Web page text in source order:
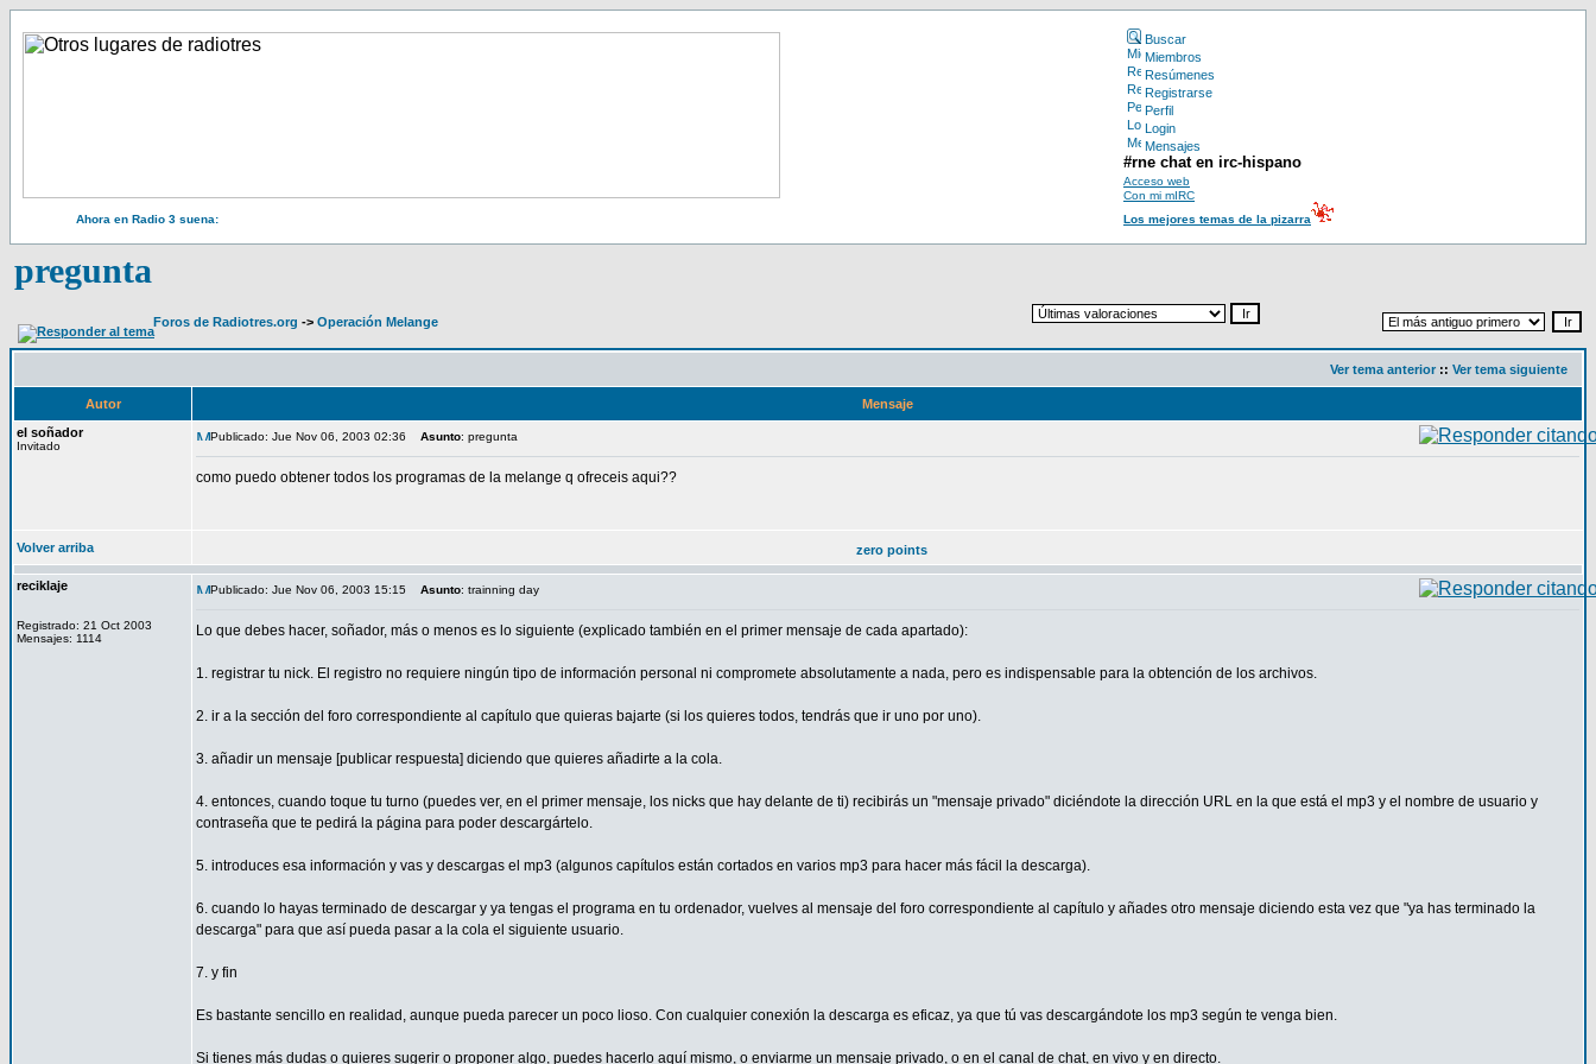
Buscar
Miembros
Resúmenes
Registrarse
Perfil
Login
Mensajes
#rne chat en irc-hispano
Acceso web
Con mi mIRC
Ahora en Radio 3 suena:
Los mejores temas de la pizarra
pregunta
Foros de Radiotres.org -> Operación Melange
Ver tema anterior :: Ver tema siguiente
Autor
Mensaje
el soñador
Invitado
Publicado: Jue Nov 06, 2003 02:36 Asunto: pregunta
como puedo obtener todos los programas de la melange q ofreceis aqui??
Volver arriba zero points
reciklaje
Registrado: 21 Oct 2003
Mensajes: 1114
Publicado: Jue Nov 06, 2003 15:15 Asunto: trainning day
Lo que debes hacer, soñador, más o menos es lo siguiente (explicado también en el primer mensaje de cada apartado):
1. registrar tu nick. El registro no requiere ningún tipo de información personal ni compromete absolutamente a nada, pero es indispensable para la obtención de los archivos.
2. ir a la sección del foro correspondiente al capítulo que quieras bajarte (si los quieres todos, tendrás que ir uno por uno).
3. añadir un mensaje [publicar respuesta] diciendo que quieres añadirte a la cola.
4. entonces, cuando toque tu turno (puedes ver, en el primer mensaje, los nicks que hay delante de ti) recibirás un "mensaje privado" diciéndote la dirección URL en la que está el mp3 y el nombre de usuario y
contraseña que te pedirá la página para poder descargártelo.
5. introduces esa información y vas y descargas el mp3 (algunos capítulos están cortados en varios mp3 para hacer más fácil la descarga).
6. cuando lo hayas terminado de descargar y ya tengas el programa en tu ordenador, vuelves al mensaje del foro correspondiente al capítulo y añades otro mensaje diciendo esta vez que "ya has terminado la
descarga" para que así pueda pasar a la cola el siguiente usuario.
7. y fin
Es bastante sencillo en realidad, aunque pueda parecer un poco lioso. Con cualquier conexión la descarga es eficaz, ya que tú vas descargándote los mp3 según te venga bien.
Si tienes más dudas o quieres sugerir o proponer algo, puedes hacerlo aquí mismo, o enviarme un mensaje privado, o en el canal de chat, en vivo y en directo.